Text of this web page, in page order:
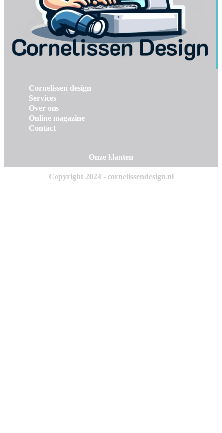
Cornelissen design
Services
Over ons
Online magazine
Contact
Onze klanten
Copyright 2024 - cornelissendesign.nl